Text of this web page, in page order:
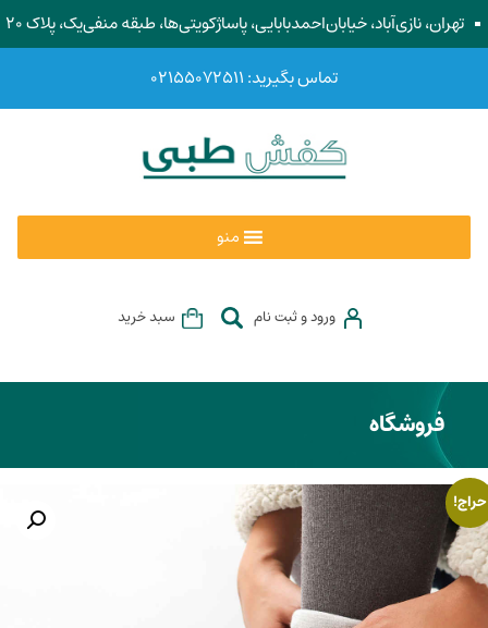
تهران، نازی‌آباد، خیابان‌احمد‌بابایی، پاساژ‌کویتی‌ها، طبقه منفی‌یک، پلاک ۲۰
تماس بگیرید: ۰۲۱۵۵۰۷۲۵۱۱
منو
ورود و ثبت نام سبد خرید
فروشگاه
حراج!